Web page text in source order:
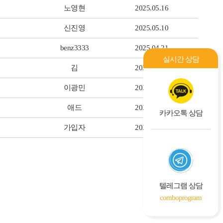
노영현 2025.05.16
신진영 2025.05.10
benz3333 2025.04.21
김 2025.04.17
이광민 2025.04.14
애드 2025.03.19
가입자 2025.03.13
글쓰기
실시간 상담
카카오톡 상담
텔레그램 상담
comboprogram